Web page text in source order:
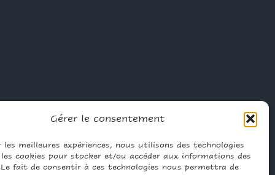
Gérer le consentement
meilleures expériences, nous utilisons des technologies
cookies pour stocker et/ou accéder aux informations des
fait de consentir à ces technologies nous permettra de